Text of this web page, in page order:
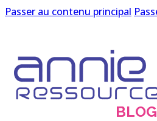
Passer au contenu principal
BLOG